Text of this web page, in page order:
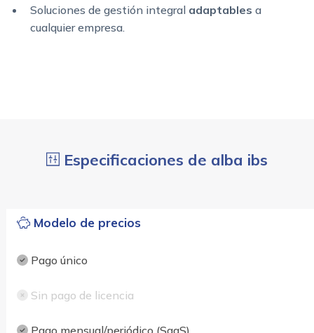
Soluciones de gestión integral adaptables a
cualquier empresa.
Especificaciones de alba ibs
Modelo de precios
Pago único
Sin pago de licencia
Pago mensual/periódico (SaaS)